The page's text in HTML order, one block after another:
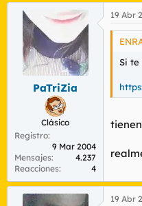
PaTriZia
Clásico
Registro
9 Mar 2004
Mensajes
4.237
Reacciones
4
19 Abr
Si te
19 Abr